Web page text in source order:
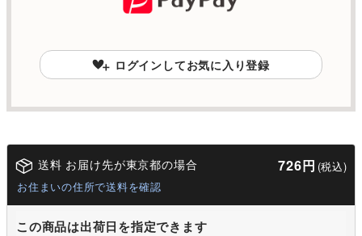
ログインしてお気に入り登録
送料 お届け先が東京都の場合 726円 (税込)
お住まいの住所で送料を確認
この商品は出荷日を指定できます